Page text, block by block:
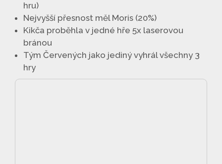
hru)
Nejvyšší přesnost měl Moris (20%)
Kikča proběhla v jedné hře 5x laserovou
bránou
Tým Červených jako jediný vyhrál všechny 3
hry